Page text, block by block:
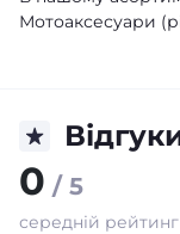
Мотоаксесуари
0 / 5
середній